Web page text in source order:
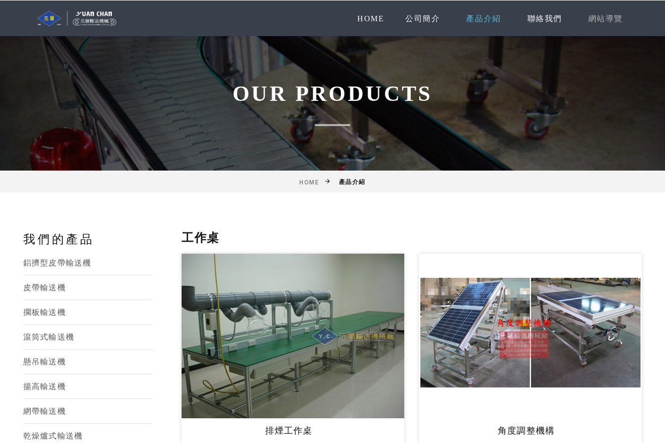
HOME 公司簡介 產品介紹 聯絡我們 網站導覽
OUR PRODUCTS
HOME 產品介紹
我們的產品
鋁擠型皮帶輸送機
皮帶輸送機
擱板輸送機
滾筒式輸送機
懸吊輸送機
揚高輸送機
網帶輸送機
乾燥爐式輸送機
工作桌
排煙工作桌 角度調整機構